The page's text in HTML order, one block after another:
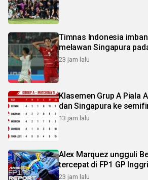
Timnas Indonesia
melawan Singapura
23 jam lalu
Klasemen Grup A Piala
dan Singapura ke
13 jam lalu
Alex Marquez ungguli
tercepat di FP1 GP
23 jam lalu